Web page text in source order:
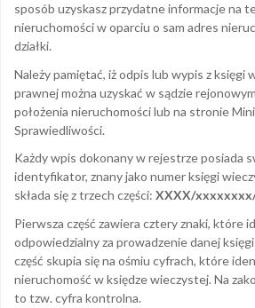
sposób uzyskasz przydatne informacje na
nieruchomości w oparciu o sam adres
działki.
Należy pamiętać, iż odpis lub wypis z księgi
prawnej można uzyskać w sądzie
położenia nieruchomości lub na stronie
Sprawiedliwości.
Każdy wpis dokonany w rejestrze posiada
identyfikator, znany jako numer księgi
składa się z trzech części: XXXX/
Pierwsza część zawiera cztery znaki, które
odpowiedzialny za prowadzenie danej
część skupia się na ośmiu cyfrach, które
nieruchomość w księdze wieczystej. Na
to tzw. cyfra kontrolna.